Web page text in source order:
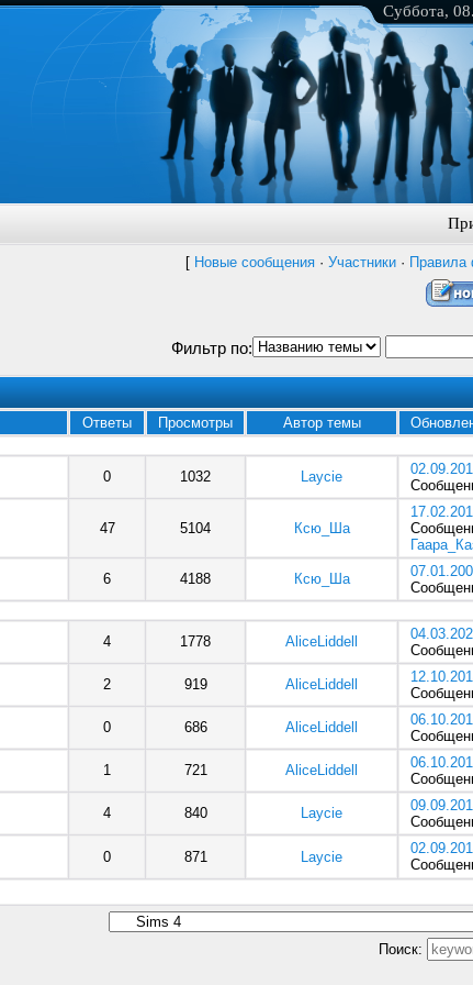
Суббота,
[ Новые сообщения · Участники ·
Фильтр по:
Ответы Просмотры Автор темы
0 1032 Laycie
47 5104 Ксю_Ша
6 4188 Ксю_Ша
4 1778 AliceLiddell
2 919 AliceLiddell
0 686 AliceLiddell
1 721 AliceLiddell
4 840 Laycie
0 871 Laycie
Поиск: